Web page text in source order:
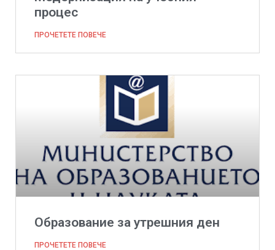
процес
ПРОЧЕТЕТЕ ПОВЕЧЕ
Образование за утрешния ден
ПРОЧЕТЕТЕ ПОВЕЧЕ